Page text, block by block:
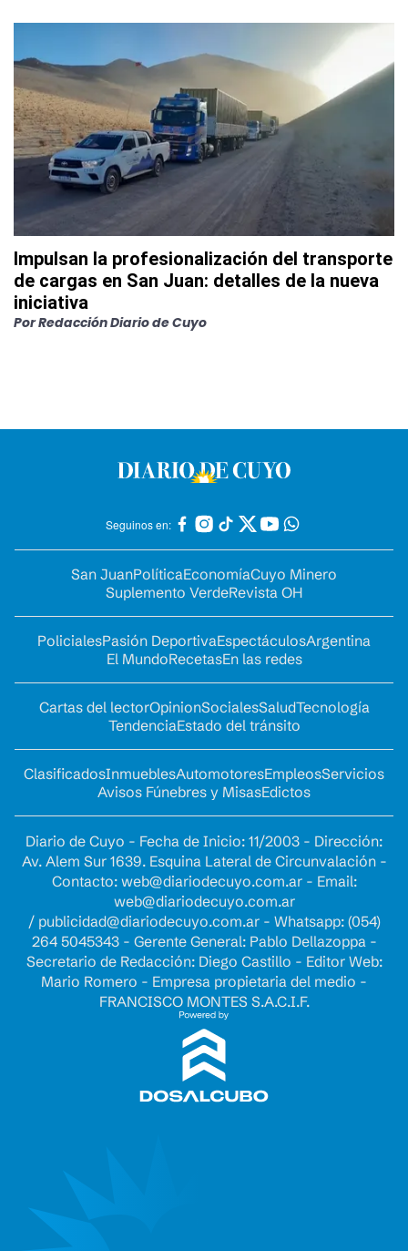
Impulsan la profesionalización del transporte
de cargas en San Juan: detalles de la nueva
iniciativa
PorRedacción Diario de Cuyo
Seguinos en:
San JuanPolíticaEconomíaCuyo Minero
Suplemento VerdeRevista OH
PolicialesPasión DeportivaEspectáculosArgentina
El MundoRecetasEn las redes
Cartas del lectorOpinionSocialesSaludTecnología
TendenciaEstado del tránsito
ClasificadosInmueblesAutomotoresEmpleosServicios
Avisos Fúnebres y MisasEdictos
Diario de Cuyo - Fecha de Inicio: 11/2003 - Dirección:
Av. Alem Sur 1639. Esquina Lateral de Circunvalación -
Contacto: web@diariodecuyo.com.ar- Email:
web@diariodecuyo.com.ar
/ publicidad@diariodecuyo.com.ar- Whatsapp: (054)
264 5045343 - Gerente General: Pablo Dellazoppa -
Secretario de Redacción: Diego Castillo - Editor Web:
Mario Romero - Empresa propietaria del medio -
FRANCISCO MONTES S.A.C.I.F.